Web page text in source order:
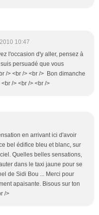
10:47
l'occasion d'y aller, pensez à
persuadé que vous
/> <br /> <br /> Bon dimanche
/> <br /> <br />
en arrivant ici d'avoir
bel édifice bleu et blanc, sur
Quelles belles sensations,
dans le taxi jaune pour se
de Sidi Bou ... Merci pour
apaisante. Bisous sur ton
/>